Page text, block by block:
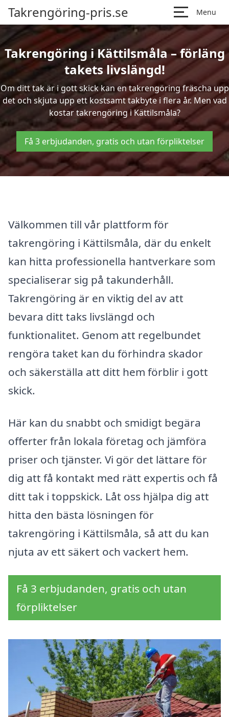
Takrengöring-pris.se Menu
Takrengöring i Kättilsmåla – förläng
takets livslängd!
Om ditt tak är i gott skick kan en takrengöring fräscha upp
det och skjuta upp ett kostsamt takbyte i flera år. Men vad
kostar takrengöring i Kättilsmåla?
Få 3 erbjudanden, gratis och utan förpliktelser
Välkommen till vår plattform för
takrengöring i Kättilsmåla, där du enkelt
kan hitta professionella hantverkare som
specialiserar sig på takunderhåll.
Takrengöring är en viktig del av att
bevara ditt taks livslängd och
funktionalitet. Genom att regelbundet
rengöra taket kan du förhindra skador
och säkerställa att ditt hem förblir i gott
skick.
Här kan du snabbt och smidigt begära
offerter från lokala företag och jämföra
priser och tjänster. Vi gör det lättare för
dig att få kontakt med rätt expertis och få
ditt tak i toppskick. Låt oss hjälpa dig att
hitta den bästa lösningen för
takrengöring i Kättilsmåla, så att du kan
njuta av ett säkert och vackert hem.
Få 3 erbjudanden, gratis och utan
förpliktelser